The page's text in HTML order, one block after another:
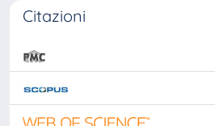
Citazioni